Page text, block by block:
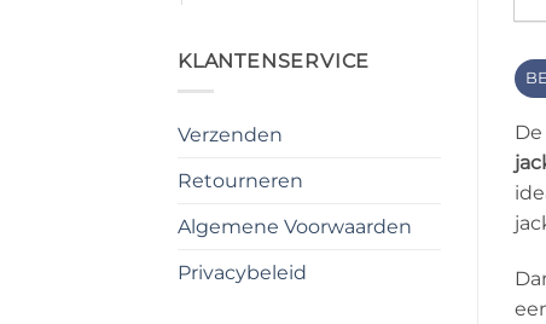
KLANTENSERVICE
Verzenden
Retourneren
Algemene Voorwaarden
Privacybeleid
De